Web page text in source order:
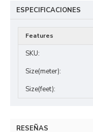
ESPECIFICACIONES
Features
SKU:
Size(meter):
Size(feet):
RESEÑAS